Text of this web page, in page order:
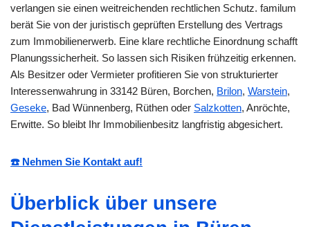
verlangen sie einen weitreichenden rechtlichen Schutz. familum
berät Sie von der juristisch geprüften Erstellung des Vertrags
zum Immobilienerwerb. Eine klare rechtliche Einordnung schafft
Planungssicherheit. So lassen sich Risiken frühzeitig erkennen.
Als Besitzer oder Vermieter profitieren Sie von strukturierter
Interessenwahrung in 33142 Büren, Borchen, Brilon, Warstein,
Geseke, Bad Wünnenberg, Rüthen oder Salzkotten, Anröchte,
Erwitte. So bleibt Ihr Immobilienbesitz langfristig abgesichert.
☎️ Nehmen Sie Kontakt auf!
Überblick über unsere